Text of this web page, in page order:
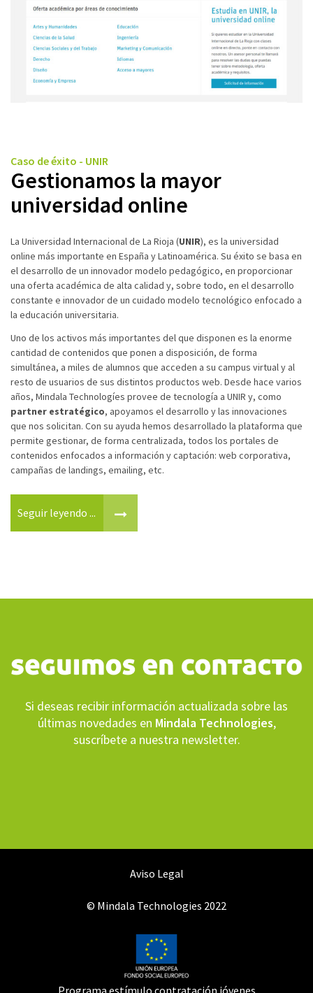
Caso de éxito - UNIR
Gestionamos la mayor
universidad online
La Universidad Internacional de La Rioja (UNIR), es la universidad
online más importante en España y Latinoamérica. Su éxito se basa en
el desarrollo de un innovador modelo pedagógico, en proporcionar
una oferta académica de alta calidad y, sobre todo, en el desarrollo
constante e innovador de un cuidado modelo tecnológico enfocado a
la educación universitaria.
Uno de los activos más importantes del que disponen es la enorme
cantidad de contenidos que ponen a disposición, de forma
simultánea, a miles de alumnos que acceden a su campus virtual y al
resto de usuarios de sus distintos productos web. Desde hace varios
años, Mindala Technologíes provee de tecnología a UNIR y, como
partner estratégico, apoyamos el desarrollo y las innovaciones
que nos solicitan. Con su ayuda hemos desarrollado la plataforma que
permite gestionar, de forma centralizada, todos los portales de
contenidos enfocados a información y captación: web corporativa,
campañas de landings, emailing, etc.
Seguir leyendo ...
Si deseas recibir información actualizada sobre las
últimas novedades en Mindala Technologies,
suscríbete a nuestra newsletter.
Aviso Legal
© Mindala Technologies 2022